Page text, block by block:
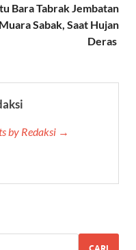
Bara Tabrak Jembatan
Muara Sabak, Saat Hujan
Deras
by Redaksi →